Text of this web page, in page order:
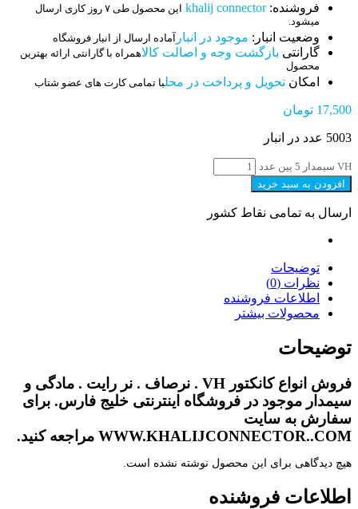
فروشنده:khalij connector این محصول طی ۷ روز کاری ارسال
میشود.
وضعیت انبار: موجود در انبار آماده ارسال از انبار فروشگاه
گارانتی بازگشت وجه و اصالت کالاهمراه با گارانتی ارائه بهترین
محصول
امکان تحویل و پرداخت در محلبا تمامی کارت های عضو شتاب
17,500 تومان
5003 عدد در انبار
VH سیمدار 5 پین عدد
افزودن به سبد خرید
ارسال به تمامی نقاط کشور
توضیحات
نظرات (0)
اطلاعات فروشنده
محصولات بیشتر
توضیحات
فروش انواع کانکتور VH . نرصاف . نر رایت . مادگی و
سیمدار موجود در فروشگاه اینترنتی خلیج فارس. برای
سفارش به سایت
WWW.KHALIJCONNECTOR..COM مراجعه کنید.
هیچ دیدگاهی برای این محصول نوشته نشده است.
اطلاعات فروشنده